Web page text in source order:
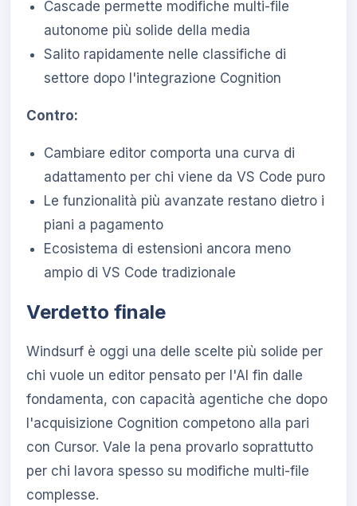
Cascade permette modifiche multi-file
autonome più solide della media
Salito rapidamente nelle classifiche di
settore dopo l'integrazione Cognition
Contro:
Cambiare editor comporta una curva di
adattamento per chi viene da VS Code puro
Le funzionalità più avanzate restano dietro i
piani a pagamento
Ecosistema di estensioni ancora meno
ampio di VS Code tradizionale
Verdetto finale
Windsurf è oggi una delle scelte più solide per
chi vuole un editor pensato per l'AI fin dalle
fondamenta, con capacità agentiche che dopo
l'acquisizione Cognition competono alla pari
con Cursor. Vale la pena provarlo soprattutto
per chi lavora spesso su modifiche multi-file
complesse.